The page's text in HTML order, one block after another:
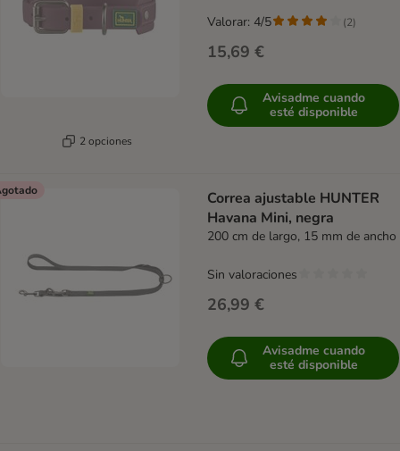
2 opciones
15,69 €
Valorar: 4/5 (2)
Avisadme cuando
esté disponible
Correa ajustable HUNTER
Havana Mini, negra
200 cm de largo, 15 mm de ancho
26,99 €
Sin valoraciones
Avisadme cuando
esté disponible